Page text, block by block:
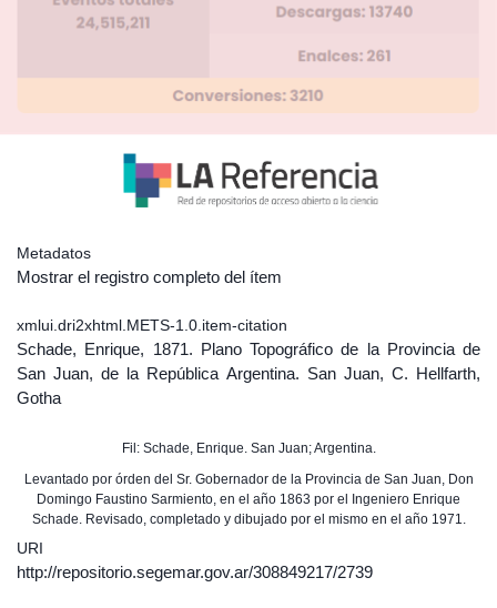
Metadatos
Mostrar el registro completo del ítem
xmlui.dri2xhtml.METS-1.0.item-citation
Schade, Enrique, 1871. Plano Topográfico de la Provincia de
San Juan, de la República Argentina. San Juan, C. Hellfarth,
Gotha
Fil: Schade, Enrique. San Juan; Argentina.
Levantado por órden del Sr. Gobernador de la Provincia de San Juan, Don
Domingo Faustino Sarmiento, en el año 1863 por el Ingeniero Enrique
Schade. Revisado, completado y dibujado por el mismo en el año 1971.
URI
http://repositorio.segemar.gov.ar/308849217/2739